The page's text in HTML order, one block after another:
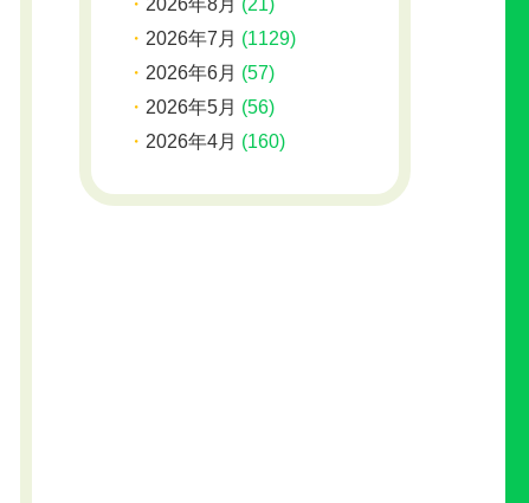
2026年8月 (21)
2026年7月 (1129)
2026年6月 (57)
2026年5月 (56)
2026年4月 (160)